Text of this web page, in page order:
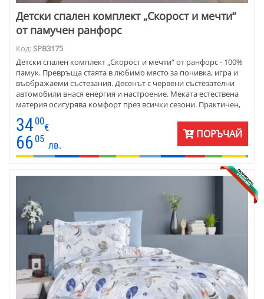
Детски спален комплект „Скорост и мечти“
от памучен ранфорс
Код:SPB3175
Детски спален комплект „Скорост и мечти“ от ранфорс - 100%
памук. Превръща стаята в любимо място за почивка, игра и
въображаеми състезания. Десенът с червени състезателни
автомобили внася енергия и настроение. Меката естествена
материя осигурява комфорт през всички сезони. Практичен,
свеж и впечатляващ избор за детска стая с характер.
34 00
€
66 05
лв.
ПОРЪЧАЙ